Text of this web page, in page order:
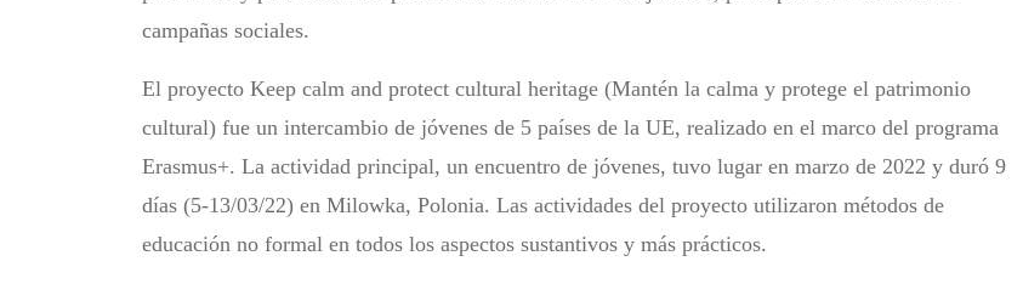
campañas sociales.
El proyecto Keep calm and protect cultural heritage (Mantén la calma y protege el patrimonio
cultural) fue un intercambio de jóvenes de 5 países de la UE, realizado en el marco del programa
Erasmus+. La actividad principal, un encuentro de jóvenes, tuvo lugar en marzo de 2022 y duró 9
días (5-13/03/22) en Milowka, Polonia. Las actividades del proyecto utilizaron métodos de
educación no formal en todos los aspectos sustantivos y más prácticos.